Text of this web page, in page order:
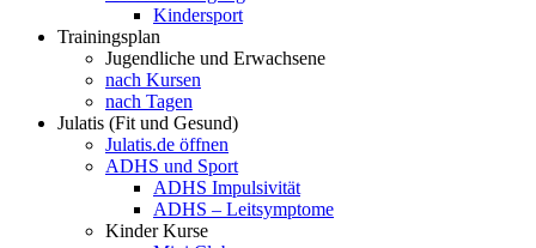
Kindersport
Trainingsplan
Jugendliche und Erwachsene
nach Kursen
nach Tagen
Julatis (Fit und Gesund)
Julatis.de öffnen
ADHS und Sport
ADHS Impulsivität
ADHS – Leitsymptome
Kinder Kurse